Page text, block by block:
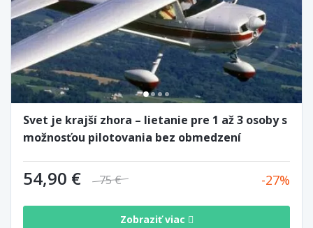
Svet je krajší zhora – lietanie pre 1 až 3 osoby s
možnosťou pilotovania bez obmedzení
54,90 € 75 € 27
Zobraziť viac